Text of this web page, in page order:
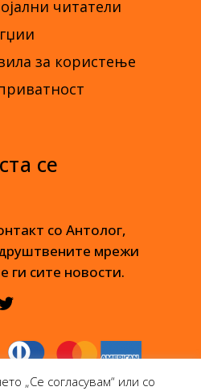
читатели
за користење
се
со Антолог,
мрежи
ги сите новости.
„Се согласувам“ или со